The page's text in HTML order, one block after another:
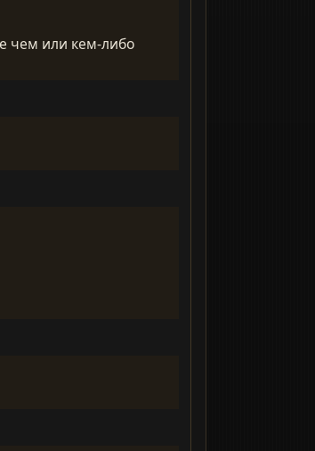
чем или кем-либо